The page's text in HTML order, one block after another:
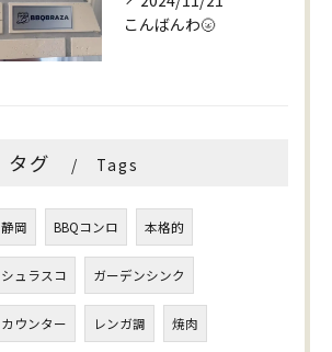
こんばんわ🌝
タグ Tags
静岡 BBQコンロ 本格的
シュラスコ ガーデンシンク
カウンター レンガ調 焼肉